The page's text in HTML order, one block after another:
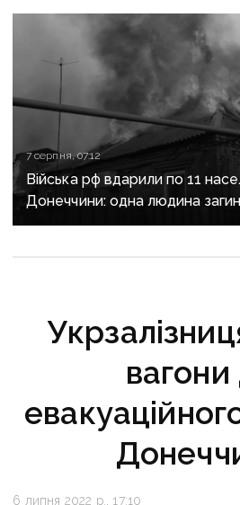
7 серпня, 07:12
Війська рф вдарили по 11
Донеччини: одна людина
поранені
вагони
6 липня 2022 р., 17:10